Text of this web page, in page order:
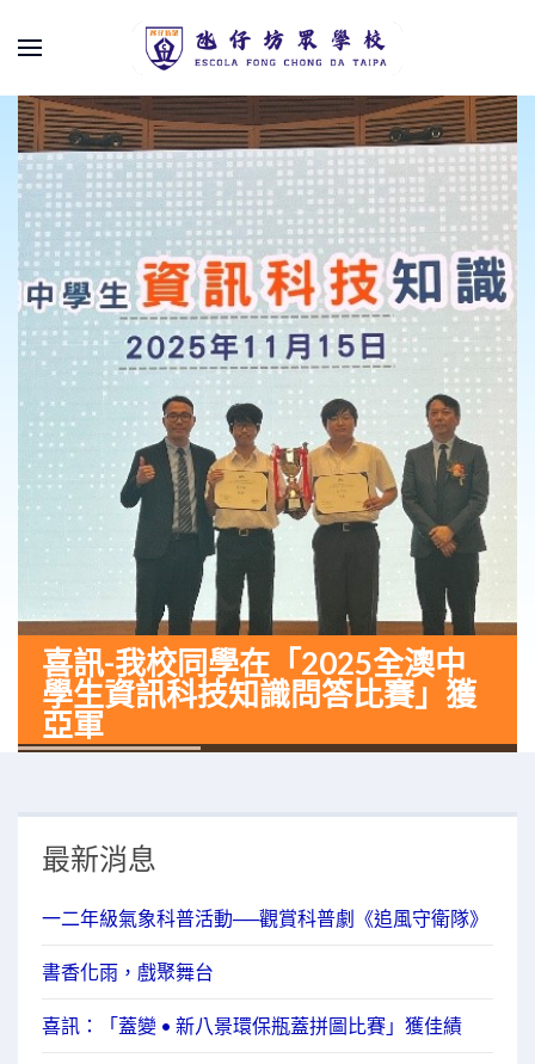
喜訊-我校同學在「2025全澳中
學生資訊科技知識問答比賽」獲
亞軍
最新消息
一二年級氣象科普活動──觀賞科普劇《追風守衛隊》
書香化雨，戲聚舞台
喜訊：「蓋變 • 新八景環保瓶蓋拼圖比賽」獲佳績